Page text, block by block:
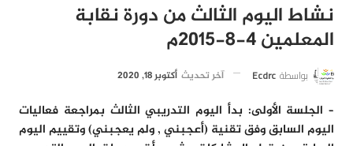
نشاط اليوم الثالث من دورة نقابة
المعلمين 4-8-2015م
بواسطة Ecdrc آخر تحديث أكتوبر 18, 2020
– الجلسة الأولى: بدأ اليوم التدريبي الثالث بمراجعة فعاليات
اليوم السابق وفق تقنية (أعجبني , ولم يعجبني) وتقييم اليوم